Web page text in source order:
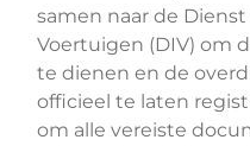
samen naar de
Voertuigen (DIV) om
te dienen en de
officieel te laten
om alle vereiste